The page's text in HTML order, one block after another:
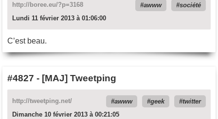
http://boree.eu/?p=3168 awww
société
Lundi 11 février 2013 à 01:06:00
C’est beau.
#4827 - [MAJ] Tweetping
http://tweetping.net/ awww geek
twitter
Dimanche 10 février 2013 à 00:21:05